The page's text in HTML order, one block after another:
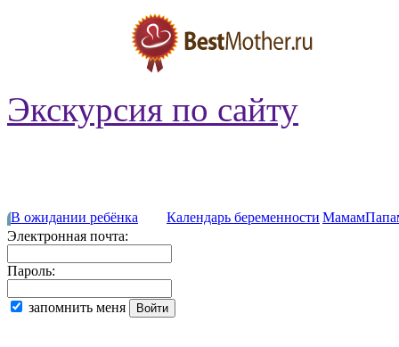
Экскурсия по сайту
В ожидании ребёнка Календарь беременности Мамам
Электронная почта:
Пароль:
запомнить меня